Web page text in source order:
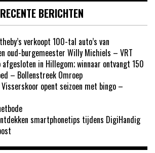
RECENTE BERICHTEN
verkoopt 100-tal auto’s van
oud-burgemeester Willy Michiels – VRT
afgesloten in Hillegom; winnaar ontvangt 150
– Bollenstreek Omroep
opent seizoen met bingo –
smartphonetips tijdens DigiHandig